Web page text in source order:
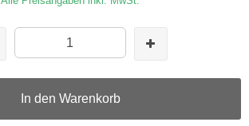
In den Warenkorb